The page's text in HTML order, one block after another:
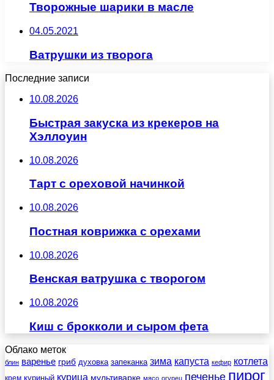
Творожные шарики в масле
04.05.2021
Ватрушки из творога
Последние записи
10.08.2026
Быстрая закуска из крекеров на
Хэллоуин
10.08.2026
Тарт с ореховой начинкой
10.08.2026
Постная коврижка с орехами
10.08.2026
Венская ватрушка с творогом
10.08.2026
Киш с брокколи и сыром фета
Облако меток
блин варенье гриб духовка запеканка зима капуста кефир котлета
куриный курица мультиварке мясо огурец печенье пирог